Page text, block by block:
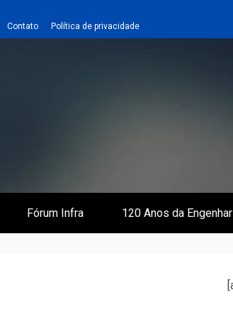
Contato Política de privacidade
Fórum Infra 120 Anos da